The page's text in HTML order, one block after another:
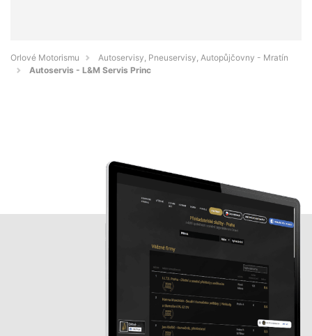
Orlové Motorismu
Autoservisy, Pneuservisy, Autopůjčovny - Mratín
Autoservis - L&M Servis Princ